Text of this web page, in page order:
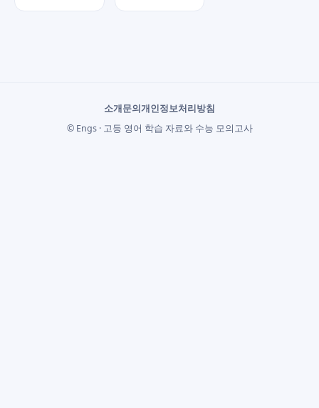
소개문의개인정보처리방침
© Engs · 고등 영어 학습 자료와 수능 모의고사